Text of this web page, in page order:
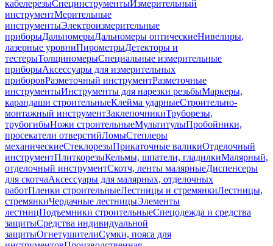
кабелерезыСпецинструментыИзмерительный
инструментМерительные
инструментыЭлектроизмерительные
приборыДальномерыДальномеры оптическиеНивелиры,
лазерные уровниПирометрыДетекторы и
тестерыТолщиномерыСпециальные измерительные
приборыАксессуары для измерительных
приборовРазметочный инструментРазметочные
инструментыИнструменты для нарезки резьбыМаркеры,
карандаши строительныеКлейма ударныеСтроительно-
монтажный инструментЗаклепочникиТруборезы,
трубогибыНожи строительныеМультитулыПробойники,
просекатели отверстийЛомыСтеплеры
механическиеСтеклорезыПрикаточные валикиОтделочный
инструментПлиткорезыКельмы, шпатели, гладилкиМалярный,
отделочный инструментСкотч, ленты малярныеДиспенсеры
для скотчаАксессуары для малярных, отделочных
работПленки строительныеЛестницы и стремянкиЛестницы,
стремянкиЧердачные лестницыЭлементы
лестницПодъемники строительныеСпецодежда и средства
защитыСредства индивидуальной
защитыОгнетушителиСумки, пояса для